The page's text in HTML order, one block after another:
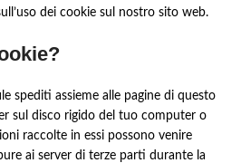
dei cookie sul nostro sito web.
spediti assieme alle pagine di questo
sul disco rigido del tuo computer o
raccolte in essi possono venire
ai server di terze parti durante la